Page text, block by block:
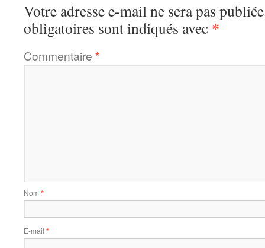
Votre adresse e-mail ne sera pas
obligatoires sont indiqués avec *
Commentaire *
Nom *
E-mail *